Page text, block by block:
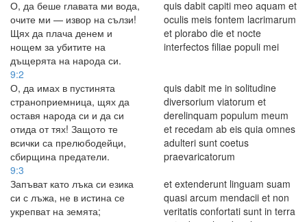
О, да беше главата ми вода,
очите ми — извор на сълзи!
Щях да плача денем и
нощем за убитите на
дъщерята на народа си.
quis dabit capiti meo aquam et
oculis meis fontem lacrimarum
et plorabo die et nocte
interfectos filiae populi mei
9:2
О, да имах в пустинята
страноприемница, щях да
оставя народа си и да си
отида от тях! Защото те
всички са прелюбодейци,
сбирщина предатели.
quis dabit me in solitudine
diversorium viatorum et
derelinquam populum meum
et recedam ab eis quia omnes
adulteri sunt coetus
praevaricatorum
9:3
Запъват като лъка си езика
си с лъжа, не в истина се
укрепват на земята;
et extenderunt linguam suam
quasi arcum mendacii et non
veritatis confortati sunt in terra